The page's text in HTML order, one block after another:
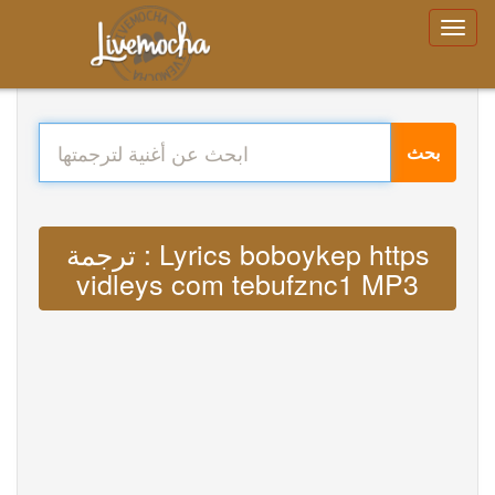
بحث
ترجمة : Lyrics boboykep https
vidleys com tebufznc1 MP3